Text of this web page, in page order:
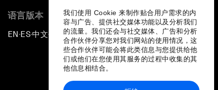
我们使用 Cookie 来制作贴合用户需求的内
容与广告、提供社交媒体功能以及分析我们
的流量。我们还会与社交媒体、广告和分析
合作伙伴分享您对我们网站的使用情况，这
些合作伙伴可能会将此类信息与您提供给他
们或他们在您使用其服务的过程中收集的其
他信息相结合。
语言版本
EN ▪ ES▪中文▪ 日本語